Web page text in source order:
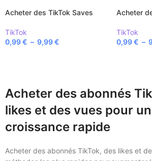
Acheter des TikTok Saves
TikTok
0,99€ – 9,99€
Acheter
TikTok
0,99€ –
Acheter des abonnés
likes et des vues pour
croissance rapide
Acheter des abonnés TikTok, des likes et